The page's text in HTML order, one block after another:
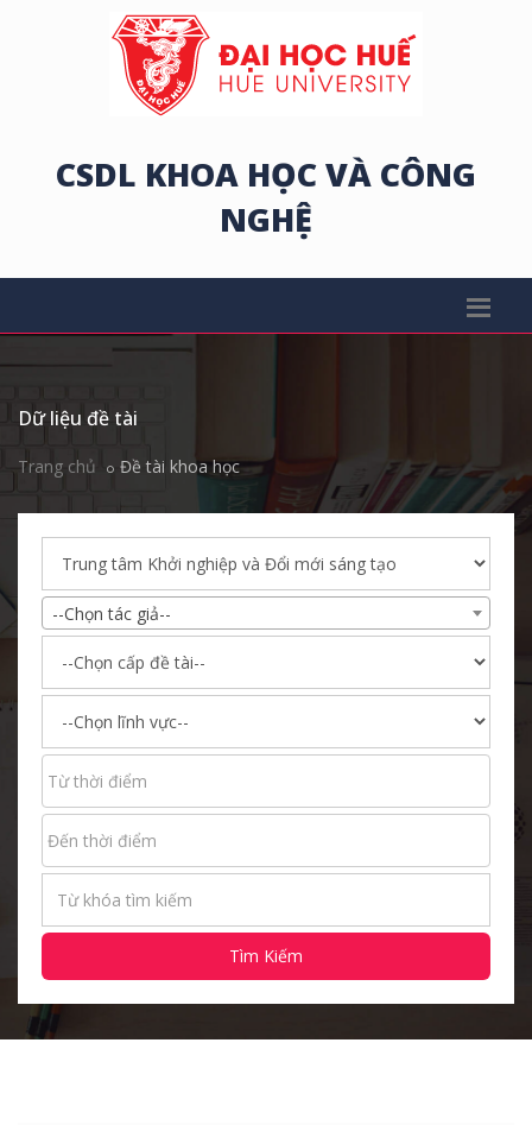
CSDL KHOA HỌC VÀ CÔNG
NGHỆ
Dữ liệu đề tài
Trang chủ Đề tài khoa học
--Chọn tác giả--
Tìm Kiếm